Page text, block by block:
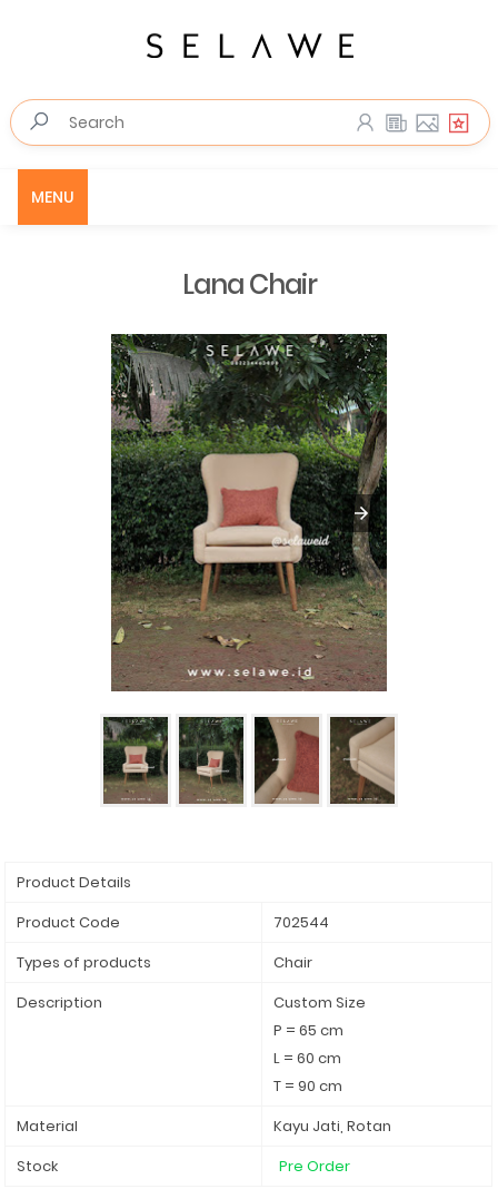
MENU
Lana Chair
Product Details
Product Code
702544
Types of products
Chair
Description
Custom Size
P = 65 cm
L = 60 cm
T = 90 cm
Material
Kayu Jati, Rotan
Stock
Pre Order